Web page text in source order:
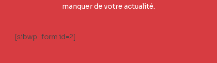
manquer de votre actualité.
[sibwp_form id=2]